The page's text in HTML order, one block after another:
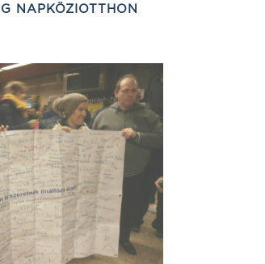
NAPKÖZIOTTHON